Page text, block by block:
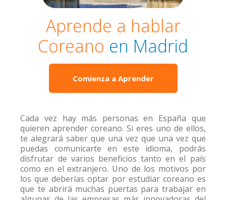
Aprende a hablar
Coreano en Madrid
Comienza a Aprender
Cada vez hay más personas en España que
quieren aprender coreano. Si eres uno de ellos,
te alegrará saber que una vez que una vez que
puedas comunicarte en este idioma, podrás
disfrutar de varios beneficios tanto en el país
como en el extranjero. Uno de los motivos por
los que deberías optar por estudiar coreano es
que te abrirá muchas puertas para trabajar en